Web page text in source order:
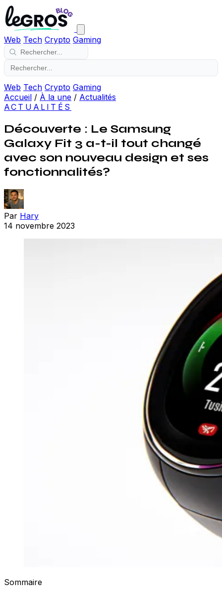
Web Tech Crypto Gaming
Web Tech Crypto Gaming
Accueil / À la une / Actualités
ACTUALITÉS
Découverte : Le Samsung
Galaxy Fit 3 a-t-il tout changé
avec son nouveau design et ses
fonctionnalités?
Par Hary
14 novembre 2023
Sommaire